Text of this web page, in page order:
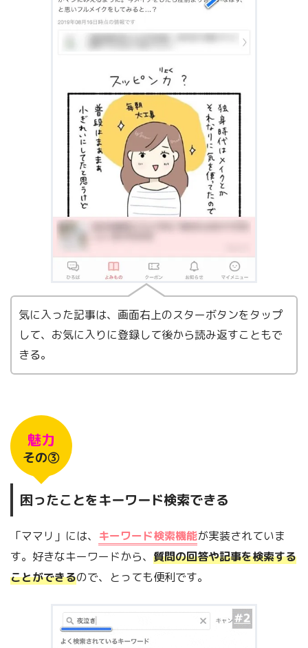
気に入った記事は、画面右上のスターボタンをタップ
して、お気に入りに登録して後から読み返すこともで
きる。
魅力
その③
困ったことをキーワード検索できる
「ママリ」には、 キーワード検索機能が実装されていま
す。好きなキーワードから、 質問の回答や記事を検索する
ことができるので、とっても便利です。